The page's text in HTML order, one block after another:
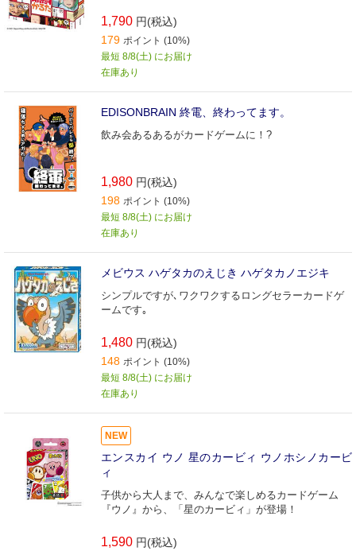
1,790 円(税込)
179 ポイント (10%)
最短 8/8(土) にお届け
在庫あり
EDISONBRAIN 終電、終わってます。
飲み会あるあるがカードゲームに！?
1,980 円(税込)
198 ポイント (10%)
最短 8/8(土) にお届け
在庫あり
メビウス ハゲタカのえじき ハゲタカノエジキ
シンプルですが､ワクワクするロングセラーカードゲ
ームです｡
1,480 円(税込)
148 ポイント (10%)
最短 8/8(土) にお届け
在庫あり
NEW
エンスカイ ウノ 星のカービィ ウノホシノカービ
ィ
子供から大人まで、みんなで楽しめるカードゲーム
『ウノ』から、「星のカービィ」が登場！
1,590 円(税込)